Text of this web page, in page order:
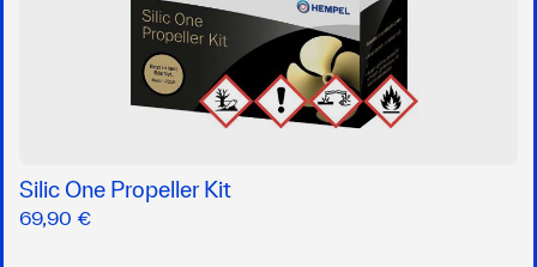
Silic One Propeller Kit
69,90 €